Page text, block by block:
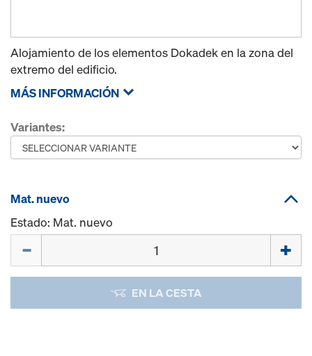
Alojamiento de los elementos Dokadek en la zona del
extremo del edificio.
MÁS INFORMACIÓN
Variantes:
Mat. nuevo
Estado: Mat. nuevo
EN LA CESTA